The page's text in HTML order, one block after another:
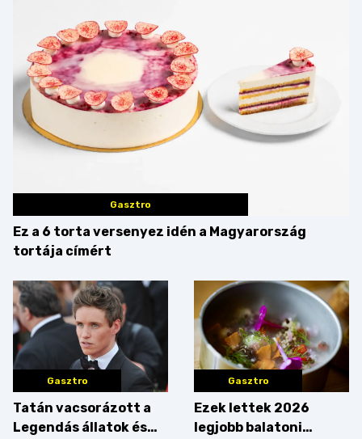
Gasztro
Ez a 6 torta versenyez idén a Magyarország
tortája címért
Gasztro
Tatán vacsorázott a
Legendás állatok és
Gasztro
Ezek lettek 2026
legjobb balatoni